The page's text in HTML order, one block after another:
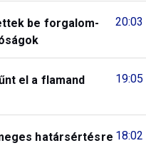
20:03
be forgalom-
19:05
el a flamand
18:02
határsértésre